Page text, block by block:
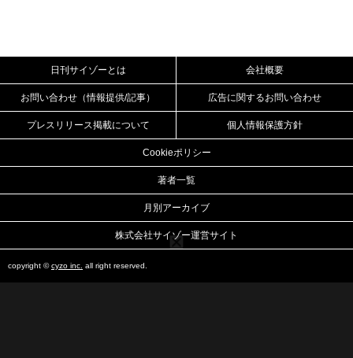
日刊サイゾーとは 会社概要
お問い合わせ（情報提供/記事） 広告に関するお問い合わせ
プレスリリース掲載について 個人情報保護方針
Cookieポリシー
著者一覧
月別アーカイブ
株式会社サイゾー運営サイト
copyright ©cyzo inc. all right reserved.